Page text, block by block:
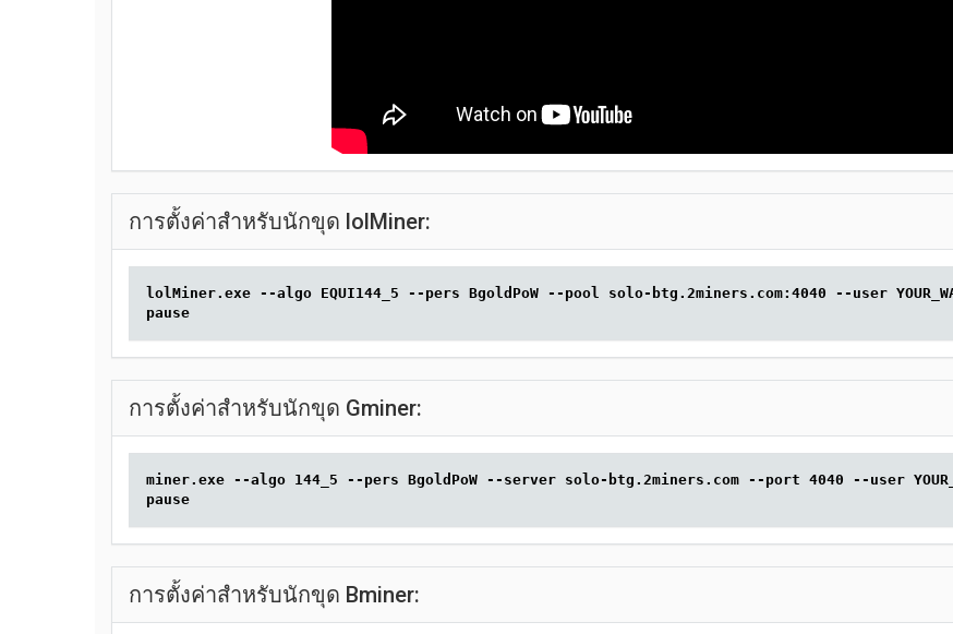
การตั้งค่าสำหรับนักขุด lolMiner:
lolMiner.exe --algo EQUI144_5 --pers BgoldPoW --pool solo-btg.2miners.com:4040 --user
pause
การตั้งค่าสำหรับนักขุด Gminer:
miner.exe --algo 144_5 --pers BgoldPoW --server solo-btg.2miners.com --port 4040 --user
pause
การตั้งค่าสำหรับนักขุด Bminer: